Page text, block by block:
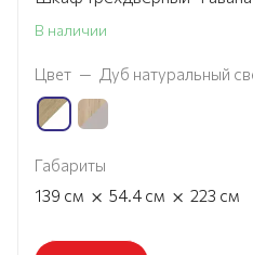
В наличии
Цвет — Дуб натуральный
Габариты
139 см × 54.4 см × 223 см